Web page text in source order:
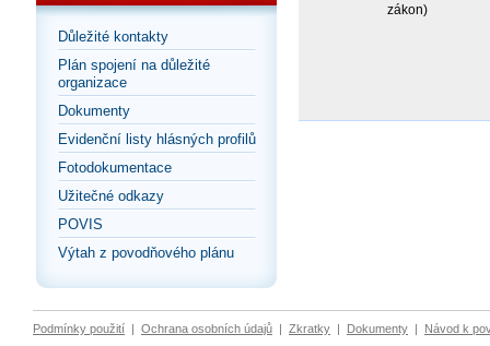
Důležité kontakty
Plán spojení na důležité
organizace
Dokumenty
Evidenční listy hlásných profilů
Fotodokumentace
Užitečné odkazy
POVIS
Výtah z povodňového plánu
zákon)
Podmínky použití | Ochrana osobních údajů | Zkratky | Dokumenty | Návod k